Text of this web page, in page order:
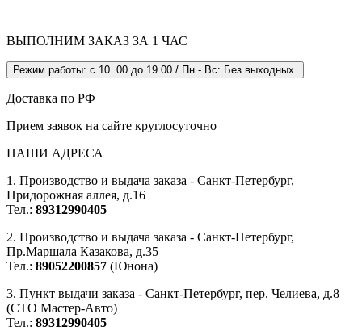
ВЫПОЛНИМ ЗАКАЗ ЗА 1 ЧАС
Режим работы: с 10. 00 до 19.00 / Пн - Вс: Без выходных.
Доставка по РФ
Прием заявок на сайте круглосуточно
НАШИ АДРЕСА
1. Производство и выдача заказа - Санкт-Петербург,
Придорожная аллея, д.16
Тел.: 89312990405
2. Производство и выдача заказа - Санкт-Петербург,
Пр.Маршала Казакова, д.35
Тел.: 89052200857 (Юнона)
3. Пункт выдачи заказа - Санкт-Петербург, пер. Челиева, д.8
(СТО Мастер-Авто)
Тел.: 89312990405